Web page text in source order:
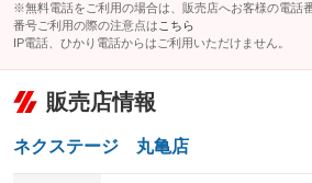
※無料電話をご利用の場合は、販売店へお客様の電話
番号ご利用の際の注意点は こちら
IP電話、ひかり電話からはご利用いただけません。
販売店情報
ネクステージ 丸亀店